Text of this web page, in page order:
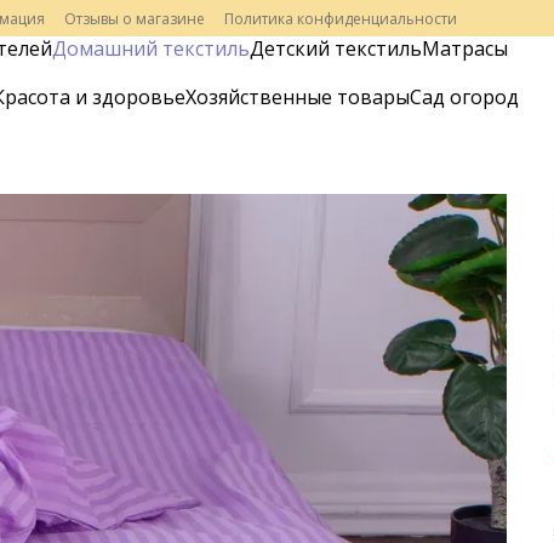
Отзывы о магазине Политика конфиденциальности
Домашний текстильДетский текстильМатрасы
и здоровьеХозяйственные товарыСад огород